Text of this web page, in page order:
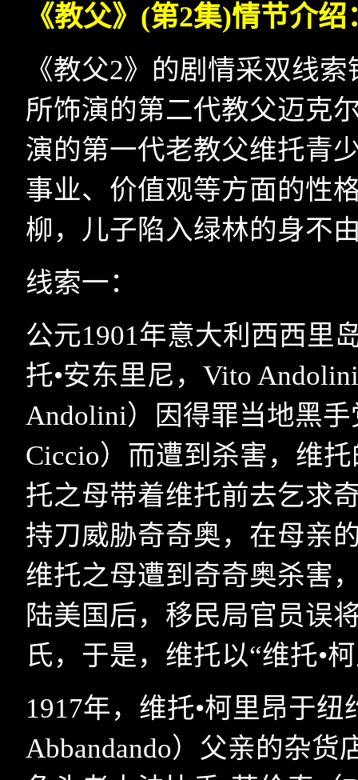
《教父》 (第2集)情节介绍
《教父2》的剧情采双线索
所饰演的第二代教父迈克
演的第一代老教父维托青
事业、价值观等方面的性
柳，儿子陷入绿林的身不
线索一：
公元1901年意大利西西里
托•安东里尼， Vito Andolini
Andolini）因得罪当地黑
Ciccio）而遭到杀害，维
托之母带着维托前去乞求
持刀威胁奇奇奥，在母亲
维托之母遭到奇奇奥杀害
陆美国后，移民局官员误
氏，于是，维托以“维托•
1917年，维托•柯里昂于纽
Abbandando）父亲的杂货